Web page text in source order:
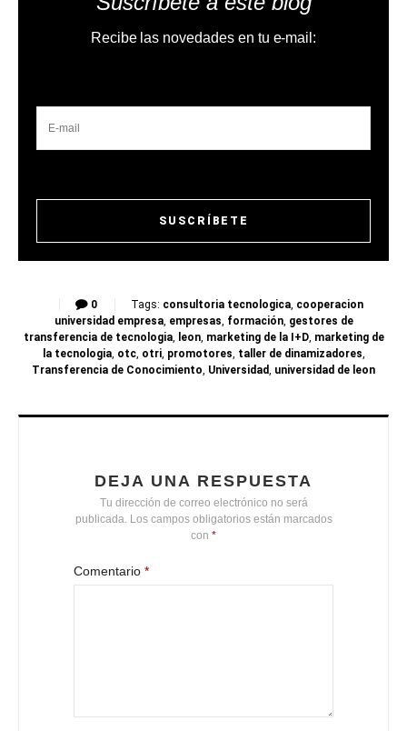
Recibe las novedades en tu e-mail:
0 Tags: consultoria tecnologica, cooperacion
universidad empresa, empresas, formación, gestores de
transferencia de tecnologia, leon, marketing de la I+D, marketing de
la tecnologia, otc, otri, promotores, taller de dinamizadores,
Transferencia de Conocimiento, Universidad, universidad de leon
DEJA UNA RESPUESTA
Tu dirección de correo electrónico no será
publicada. Los campos obligatorios están marcados
con *
Comentario *